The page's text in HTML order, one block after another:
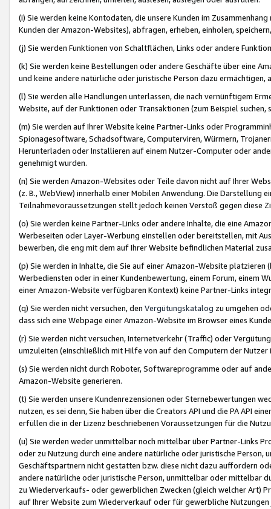
(i) Sie werden keine Kontodaten, die unsere Kunden im
Kunden der Amazon-Websites), abfragen, erheben, einholen,
(j) Sie werden Funktionen von Schaltflächen, Links oder andere
(k) Sie werden keine Bestellungen oder andere Geschäfte über eine
und keine andere natürliche oder juristische Person dazu
(l) Sie werden alle Handlungen unterlassen, die nach vernünftigem
Website, auf der Funktionen oder Transaktionen (zum Beispiel
(m) Sie werden auf Ihrer Website keine Partner-Links oder
Spionagesoftware, Schadsoftware, Computerviren, Würmern,
Herunterladen oder Installieren auf einem Nutzer-Computer oder
genehmigt wurden.
(n) Sie werden Amazon-Websites oder Teile davon nicht auf Ihrer
(z. B., WebView) innerhalb einer Mobilen Anwendung. Die Darstellung
Teilnahmevoraussetzungen stellt jedoch keinen Verstoß gegen diese
(o) Sie werden keine Partner-Links oder andere Inhalte, die eine
Werbeseiten oder Layer-Werbung einstellen oder bereitstellen, mit
bewerben, die eng mit dem auf Ihrer Website befindlichen Material
(p) Sie werden in Inhalte, die Sie auf einer Amazon-Website
Werbediensten oder in einer Kundenbewertung, einem Forum, einem
einer Amazon-Website verfügbaren Kontext) keine Partner-Links
(q) Sie werden nicht versuchen, den Vergütungskatalog zu umgehen
dass sich eine Webpage einer Amazon-Website im Browser eines
(r) Sie werden nicht versuchen, Internetverkehr (Traffic) oder
umzuleiten (einschließlich mit Hilfe von auf den Computern der
(s) Sie werden nicht durch Roboter, Softwareprogramme oder auf
Amazon-Website generieren.
(t) Sie werden unsere Kundenrezensionen oder Sternebewertungen
nutzen, es sei denn, Sie haben über die Creators API und die PA API
erfüllen die in der Lizenz beschriebenen Voraussetzungen für die
(u) Sie werden weder unmittelbar noch mittelbar über Partner-Links
oder zu Nutzung durch eine andere natürliche oder juristische
Geschäftspartnern nicht gestatten bzw. diese nicht dazu auffordern
andere natürliche oder juristische Person, unmittelbar oder mittelbar
zu Wiederverkaufs- oder gewerblichen Zwecken (gleich welcher Art)
auf Ihrer Website zum Wiederverkauf oder für gewerbliche